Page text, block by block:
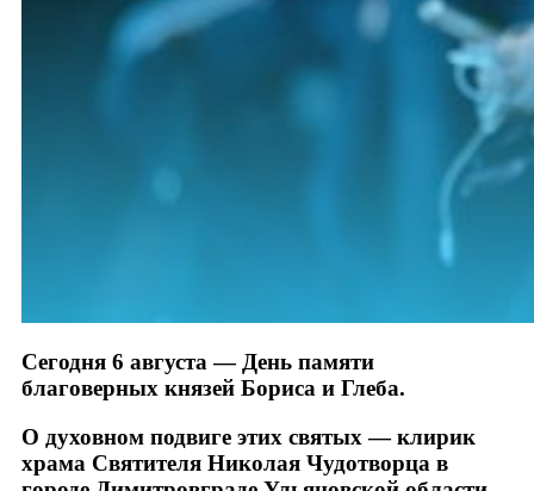
Сегодня 6 августа — День памяти
благоверных князей Бориса и Глеба.
О духовном подвиге этих святых — клирик
храма Святителя Николая Чудотворца в